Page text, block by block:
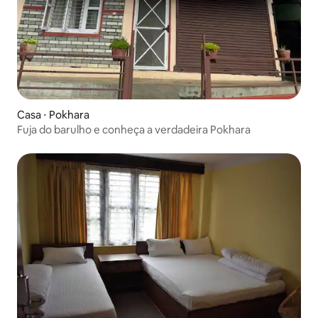
Casa ⋅ Pokhara
Fuja do barulho e conheça a verdadeira Pokhara